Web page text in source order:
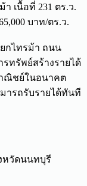
เนื้อที่ 231 ตร.ว.
บาท/ตร.ว.
กไทรม้า ถนน
ทรัพย์สร้างรายได้
ณิชย์ในอนาคต
ารถรับรายได้ทันที
หวัดนนทบุรี